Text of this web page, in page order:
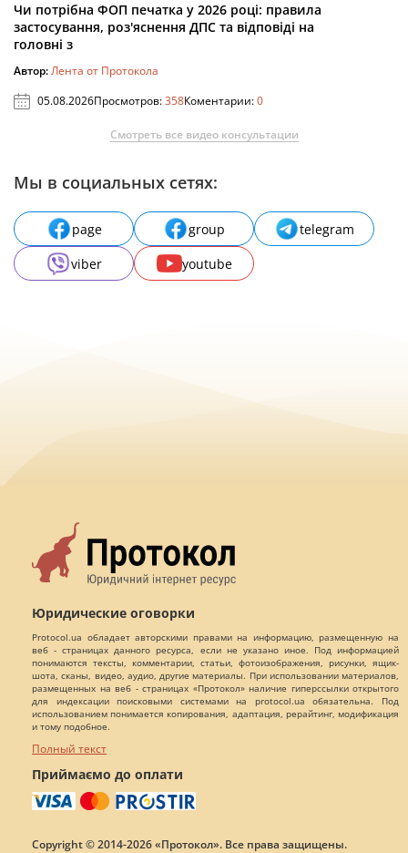
Чи потрібна ФОП печатка у 2026 році: правила
застосування, роз'яснення ДПС та відповіді на
головні з
Автор:Лента от Протокола
05.08.2026Просмотров:358Коментарии:0
Смотреть все видео консультации
Мы в социальных сетях:
page group
telegram
viber
youtube
Юридические оговорки
Protocol.ua обладает авторскими правами на информацию, размещенную на
веб - страницах данного ресурса, если не указано иное. Под информацией
понимаются тексты, комментарии, статьи, фотоизображения, рисунки, ящик-
шота, сканы, видео, аудио, другие материалы. При использовании материалов,
размещенных на веб - страницах «Протокол» наличие гиперссылки открытого
для индексации поисковыми системами на protocol.ua обязательна. Под
использованием понимается копирования, адаптация, рерайтинг, модификация
и тому подобное.
Полный текст
Приймаємо до оплати
Copyright © 2014-2026 «Протокол». Все права защищены.